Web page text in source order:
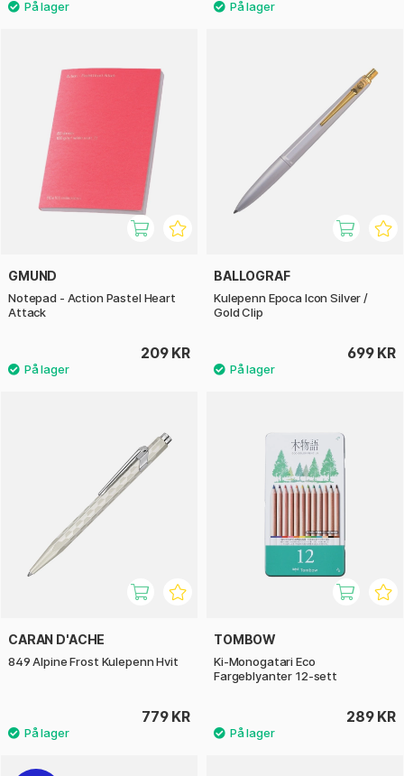
GMUND
Notepad - Action Pastel Heart
Attack
209 KR
BALLOGRAF
Kulepenn Epoca Icon Silver /
Gold Clip
699 KR
CARAN D'ACHE
849 Alpine Frost Kulepenn Hvit
779 KR
TOMBOW
Ki-Monogatari Eco
Fargeblyanter 12-sett
289 KR